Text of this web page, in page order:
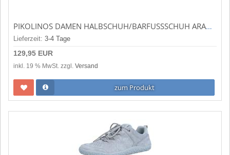
PIKOLINOS DAMEN HALBSCHUH/BARFUSSSCHUH ARANJUEZ SCHWARZ U9F-4285C1
Lieferzeit: 3-4 Tage
129,95 EUR
inkl. 19 % MwSt. zzgl. Versand
zum Produkt